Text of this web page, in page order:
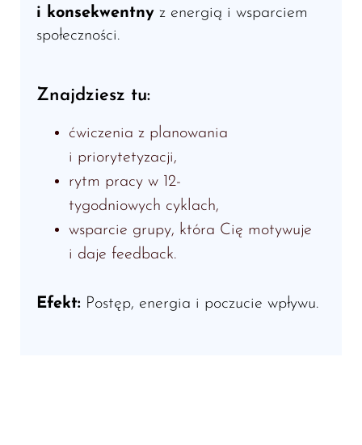
i konsekwentny z energią i wsparciem
społeczności.
Znajdziesz tu:
ćwiczenia z planowania
i priorytetyzacji,
rytm pracy w 12-
tygodniowych cyklach,
wsparcie grupy, która Cię motywuje
i daje feedback.
Efekt: Postęp, energia i poczucie wpływu.